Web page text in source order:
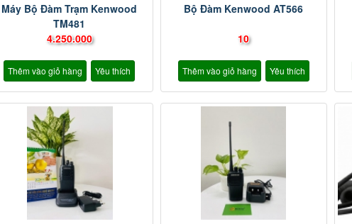
Máy Bộ Đàm Trạm Kenwood
TM481
4.250.000
Thêm vào giỏ hàng Yêu thích
Bộ Đàm Kenwood AT566
10
Thêm vào giỏ hàng Yêu thích